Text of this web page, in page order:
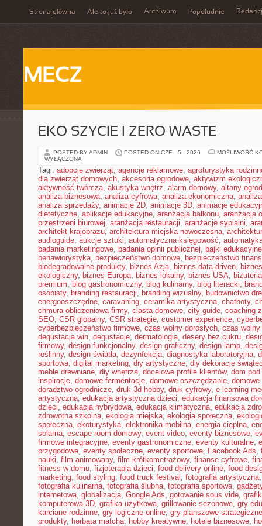
Strona główna Ale to już było Archiwum Popołudnie
MECZ
EKO SZYCIE I ZERO WASTE
POSTED BY ADMIN POSTED ON CZE - 5 - 2026
MOŻLIWOŚĆ
WYŁĄCZONA
Tagi: adopcje zwierząt, agencje reklamowe, agroturystyka
dla zwierząt domowych, akcesoria ogrodowe, aktywizm
aktywność twórcza, akustyka wnętrz, alarm domowy, altany
analiza biznesowa, analiza cyfrowa, analiza ekonomiczna,
analiza sprzedaży, animacje 2D, animacje 3D, animacje
dietetyczne, aplikacje edukacyjne, aranżacja balkonu, aranżacja
przestrzeni biurowej, aranżacja restauracji, aranżacje sypialni,
architekt krajobrazu, architektura miejska nowoczesna,
audioguide, aukcje sztuki, automatyczna księgowość,
badania marketingowe, badania opinii publicznej, bajki edukacyjne
behawiorystyka, bezpieczeństwo domowe, bezpieczeństwo
biodegradowalne produkty, biznes Azja, biznes data-driven,
ekologiczny, biznes Europa, biznes lokalny, biznes USA,
premium, blog gastronomiczny, blog kulinarny, blog literacki,
osobisty, branding restauracji, branding wizualny, budownictwo
energooszczędne, caravaning, ceramika artystyczna, chatboty,
chmura obliczeniowa firmy, ciasta domowe, city guide, coaching
SEO, CSR globalny, CSR strategie, customer experience,
cyberbezpieczeństwo firmowe, czas wolny dorosłych, czas
degustacja win, degustacje, dermatologia, desery bez cukru,
firmowy, design funkcjonalny, design graficzny, design lamp,
roślinny, design światła, dezynfekcja, diagnostyka laboratoryjna,
sportowa, digital marketing, diy artystyczne, diy dekoracje
meble drewniane, diy wnętrza, docelowe profile klientów, dom
inspiracje, domowe fermentacje, domowe oszczędzanie, domowe
doradztwo ogrodnicze, druk 3d hobby, druk cyfrowy, e-learning
artystyczna, edukacja artystyczna dzieci, edukacja finansowa
dzieci, edukacja hybrydowa, edukacja klimatyczna, edukacja
zdrowotna szkolna, ekologia miejska, ekologia społeczna,
społeczna, ekoturystyka, elektronika mobilna, energia cieplna,
solarna, escape room domowy, event video, eventy biznesowe,
firmowe integracyjne, eventy gastronomiczne, eventy kulturalne,
przygodowe, eventy społeczne, eventy sportowe, Facebook Ads,
nauki, film animowany, film krótkometrażowy, finanse cyfrowe,
fitness w domu, fizjoterapia dzieci, food delivery online, food
marketing, food styling, food truck festival , fotografia artystyczna
fotografia kulinarna, fotografia ślubna, fotografia sportowa,
internetowa, globalizacja, Google Ads, gotowanie sous vide,
komputerowa 3D, grafika użytkowa, grillowanie sezonowe, gry
karciane rodzinne, gry logiczne online, gry planszowe strategiczne
produkty, herbata matcha, hobby kreatywne, hotele biznesowe,